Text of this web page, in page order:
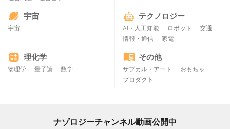
宇宙
宇宙
テクノロジー
AI・人工知能 ロボット
交通
情報・通信
家電
理化学
物理学 量子論 数学
その他
サブカル・アート
おもちゃ
プロダクト
ナゾロジーチャンネル動画公開中